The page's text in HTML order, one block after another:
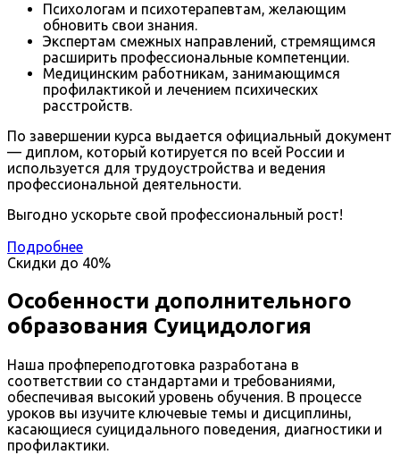
Психологам и психотерапевтам, желающим
обновить свои знания.
Экспертам смежных направлений, стремящимся
расширить профессиональные компетенции.
Медицинским работникам, занимающимся
профилактикой и лечением психических
расстройств.
По завершении курса выдается официальный документ
— диплом, который котируется по всей России и
используется для трудоустройства и ведения
профессиональной деятельности.
Выгодно ускорьте свой профессиональный рост!
Подробнее
Скидки до 40%
Особенности дополнительного
образования Суицидология
Наша профпереподготовка разработана в
соответствии со стандартами и требованиями,
обеспечивая высокий уровень обучения. В процессе
уроков вы изучите ключевые темы и дисциплины,
касающиеся суицидального поведения, диагностики и
профилактики.